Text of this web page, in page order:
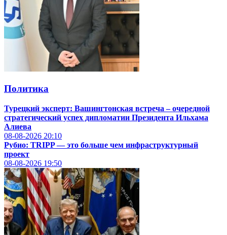
Политика
Турецкий эксперт: Вашингтонская встреча – очередной
стратегический успех дипломатии Президента Ильхама
Алиева
08-08-2026 20:10
Рубио: TRIPP — это больше чем инфраструктурный
проект
08-08-2026 19:50